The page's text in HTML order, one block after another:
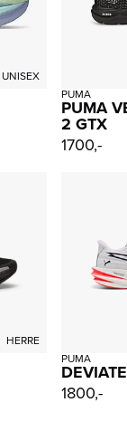
UNISEX
PUMA
PUMA
2 GTX
1700,-
HERRE
PUMA
1800,-